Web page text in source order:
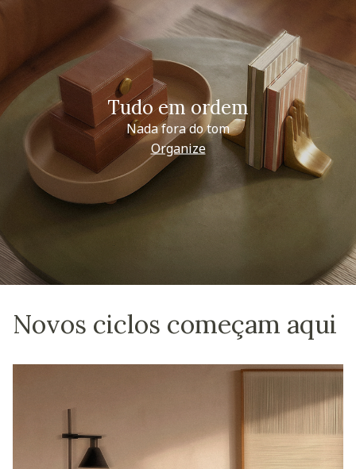
Tudo em ordem
Nada fora do tom
Organize
Novos ciclos começam aqui